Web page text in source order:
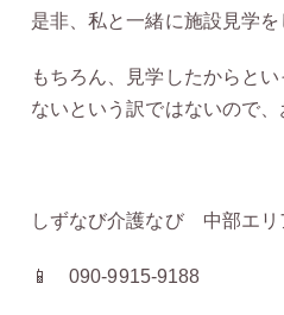
是非、私と一緒に施設見学を
もちろん、見学したからと
ないという訳ではないので、
しずなび介護なび 中部エ
📱 090-9915-9188